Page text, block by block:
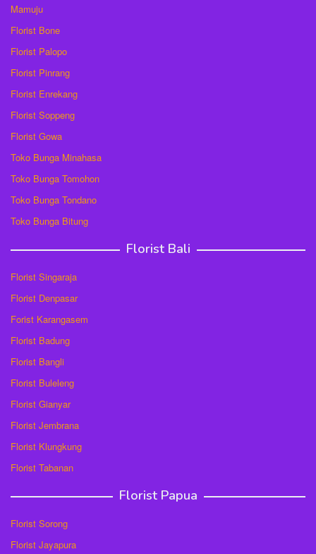
Mamuju
Florist Bone
Florist Palopo
Florist Pinrang
Florist Enrekang
Florist Soppeng
Florist Gowa
Toko Bunga Minahasa
Toko Bunga Tomohon
Toko Bunga Tondano
Toko Bunga Bitung
Florist Bali
Florist Singaraja
Florist Denpasar
Forist Karangasem
Florist Badung
Florist Bangli
Florist Buleleng
Florist Gianyar
Florist Jembrana
Florist Klungkung
Florist Tabanan
Florist Papua
Florist Sorong
Florist Jayapura